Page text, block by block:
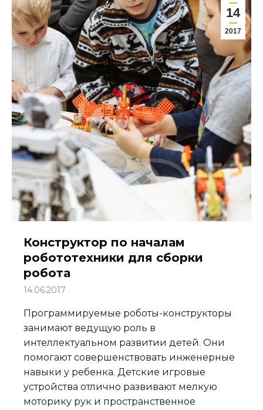
14
2017
Конструктор по началам
робототехники для сборки
робота
14.06.2017
Программируемые роботы-конструкторы
занимают ведущую роль в
интеллектуальном развитии детей. Они
помогают совершенствовать инженерные
навыки у ребенка. Детские игровые
устройства отлично развивают мелкую
моторику рук и пространственное